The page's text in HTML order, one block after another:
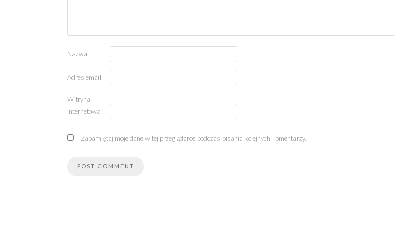
Nazwa
Adres email
Witryna
internetowa
Zapamiętaj moje dane w tej przeglądarce podczas pisania kolejnych komentarzy.